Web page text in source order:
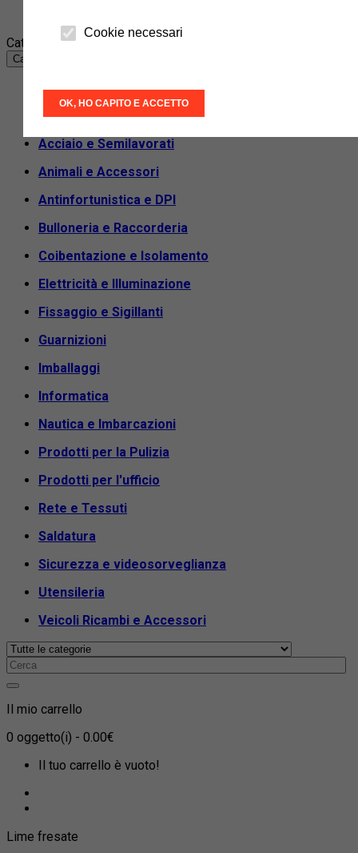
Categorie
Categorie
Abbigliamento e accessori
Abrasivi e Taglio
Acciaio e Semilavorati
Animali e Accessori
Antinfortunistica e DPI
Bulloneria e Raccorderia
Coibentazione e Isolamento
Elettricità e Illuminazione
Fissaggio e Sigillanti
Guarnizioni
Imballaggi
Informatica
Nautica e Imbarcazioni
Prodotti per la Pulizia
Prodotti per l'ufficio
Rete e Tessuti
Saldatura
Sicurezza e videosorveglianza
Utensileria
Veicoli Ricambi e Accessori
Il mio carrello
0 oggetto(i) - 0.00€
Il tuo carrello è vuoto!
Lime fresate
Cookie necessari
OK, HO CAPITO E ACCETTO